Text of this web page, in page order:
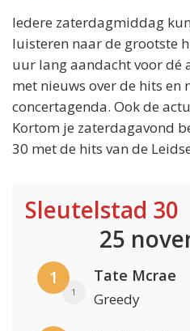
Iedere zaterdagmiddag
luisteren naar de grootste
uur lang aandacht voor dé
met nieuws over de hits en
concertagenda. Ook de
Kortom je zaterdagavond
30 met de hits van de
Sleutelstad 30
25
1
1
Tate Mcrae
Greedy